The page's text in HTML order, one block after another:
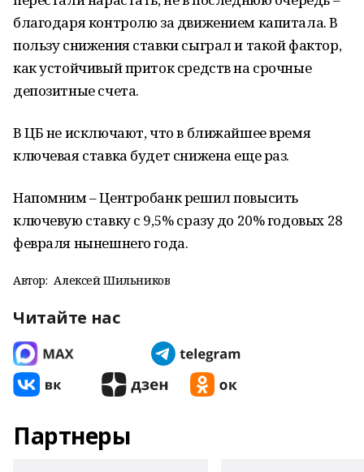
благодаря контролю за движением капитала. В
пользу снижения ставки сыграл и такой фактор,
как устойчивый приток средств на срочные
депозитные счета.
В ЦБ не исключают, что в ближайшее время
ключевая ставка будет снижена еще раз.
Напомним – Центробанк решил повысить
ключевую ставку с 9,5% сразу до 20% годовых 28
февраля нынешнего года.
Автор: Алексей Шильников
Читайте нас
Партнеры